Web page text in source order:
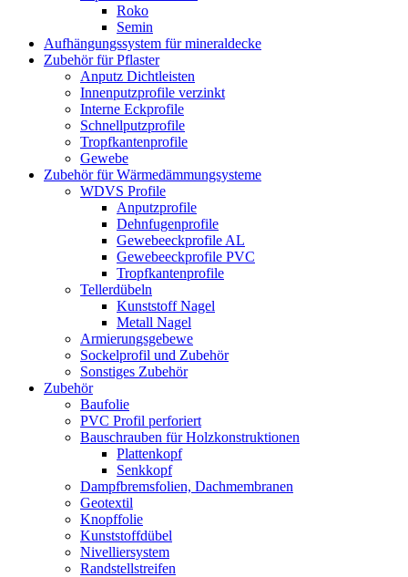
Roko
Semin
Aufhängungssystem für mineraldecke
Zubehör für Pflaster
Anputz Dichtleisten
Innenputzprofile verzinkt
Interne Eckprofile
Schnellputzprofile
Tropfkantenprofile
Gewebe
Zubehör für Wärmedämmungsysteme
WDVS Profile
Anputzprofile
Dehnfugenprofile
Gewebeeckprofile AL
Gewebeeckprofile PVC
Tropfkantenprofile
Tellerdübeln
Kunststoff Nagel
Metall Nagel
Armierungsgebewe
Sockelprofil und Zubehör
Sonstiges Zubehör
Zubehör
Baufolie
PVC Profil perforiert
Bauschrauben für Holzkonstruktionen
Plattenkopf
Senkkopf
Dampfbremsfolien, Dachmembranen
Geotextil
Knopffolie
Kunststoffdübel
Nivelliersystem
Randstellstreifen